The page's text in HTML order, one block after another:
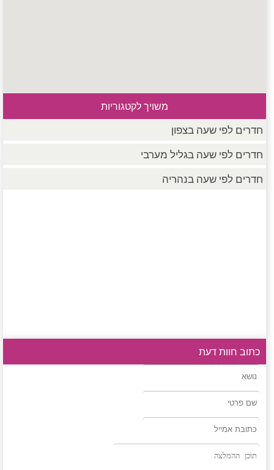
משויך לקטגוריות
חדרים לפי שעה בצפון
חדרים לפי שעה בגליל מערבי
חדרים לפי שעה בנהריה
כתוב חוות דעת